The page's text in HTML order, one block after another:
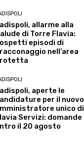
allarme alla
di Torre Flavia:
episodi di
nell’area
aperte le
per il nuovo
unico di
Servizi: domande
il 20 agosto